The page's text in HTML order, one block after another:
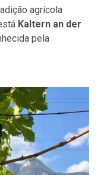
agrícola
Kaltern an der
pela